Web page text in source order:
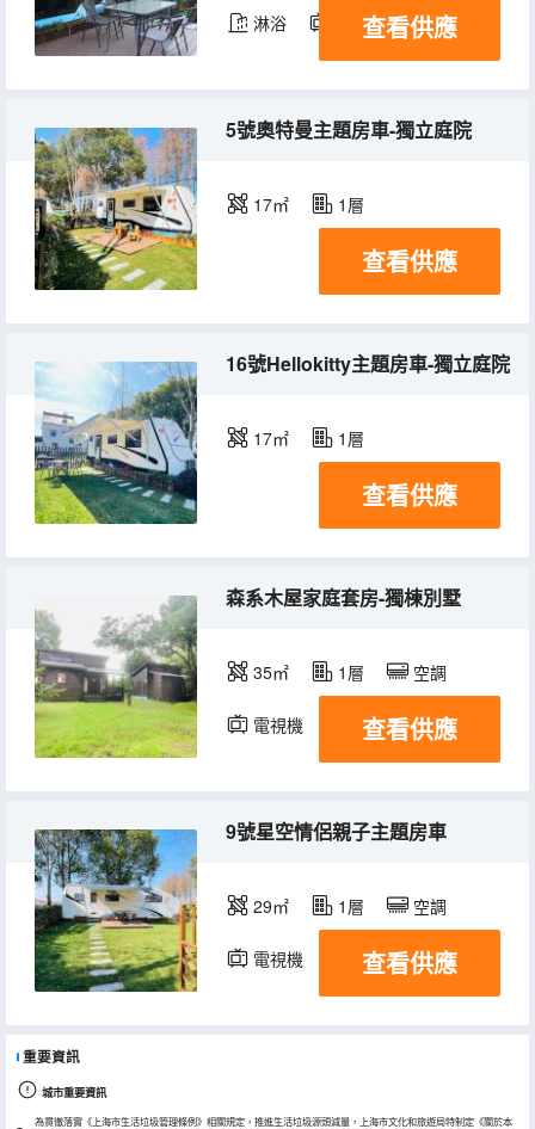
淋浴 電視機 冰箱
查看供應
5號奧特曼主題房車-獨立庭院
17㎡ 1層
查看供應
16號Hellokitty主題房車-獨立庭院
17㎡ 1層
查看供應
森系木屋家庭套房-獨棟別墅
35㎡ 1層 空調
電視機 查看供應
9號星空情侶親子主題房車
29㎡ 1層 空調
電視機 冰箱
查看供應
重要資訊
城市重要資訊
為貫徹落實《上海市生活垃圾管理條例》相關規定，推進生活垃圾源頭減量，上海市文化和旅遊局特制定《關於本